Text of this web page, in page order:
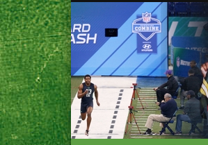
News en français sur la NFL